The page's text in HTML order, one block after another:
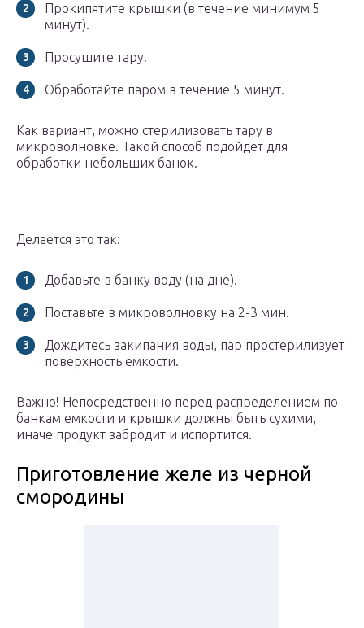
Прокипятите крышки (в течение минимум 5
минут).
Просушите тару.
Обработайте паром в течение 5 минут.
Как вариант, можно стерилизовать тару в
микроволновке. Такой способ подойдет для
обработки небольших банок.
Делается это так:
Добавьте в банку воду (на дне).
Поставьте в микроволновку на 2-3 мин.
Дождитесь закипания воды, пар простерилизует
поверхность емкости.
Важно! Непосредственно перед распределением по
банкам емкости и крышки должны быть сухими,
иначе продукт забродит и испортится.
Приготовление желе из черной
смородины